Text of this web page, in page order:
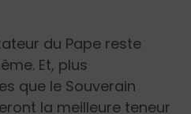
du Pape reste
Et, plus
que le Souverain
la meilleure teneur